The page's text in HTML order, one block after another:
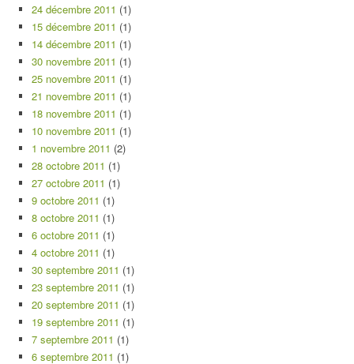
24 décembre 2011 (1)
15 décembre 2011 (1)
14 décembre 2011 (1)
30 novembre 2011 (1)
25 novembre 2011 (1)
21 novembre 2011 (1)
18 novembre 2011 (1)
10 novembre 2011 (1)
1 novembre 2011 (2)
28 octobre 2011 (1)
27 octobre 2011 (1)
9 octobre 2011 (1)
8 octobre 2011 (1)
6 octobre 2011 (1)
4 octobre 2011 (1)
30 septembre 2011 (1)
23 septembre 2011 (1)
20 septembre 2011 (1)
19 septembre 2011 (1)
7 septembre 2011 (1)
6 septembre 2011 (1)